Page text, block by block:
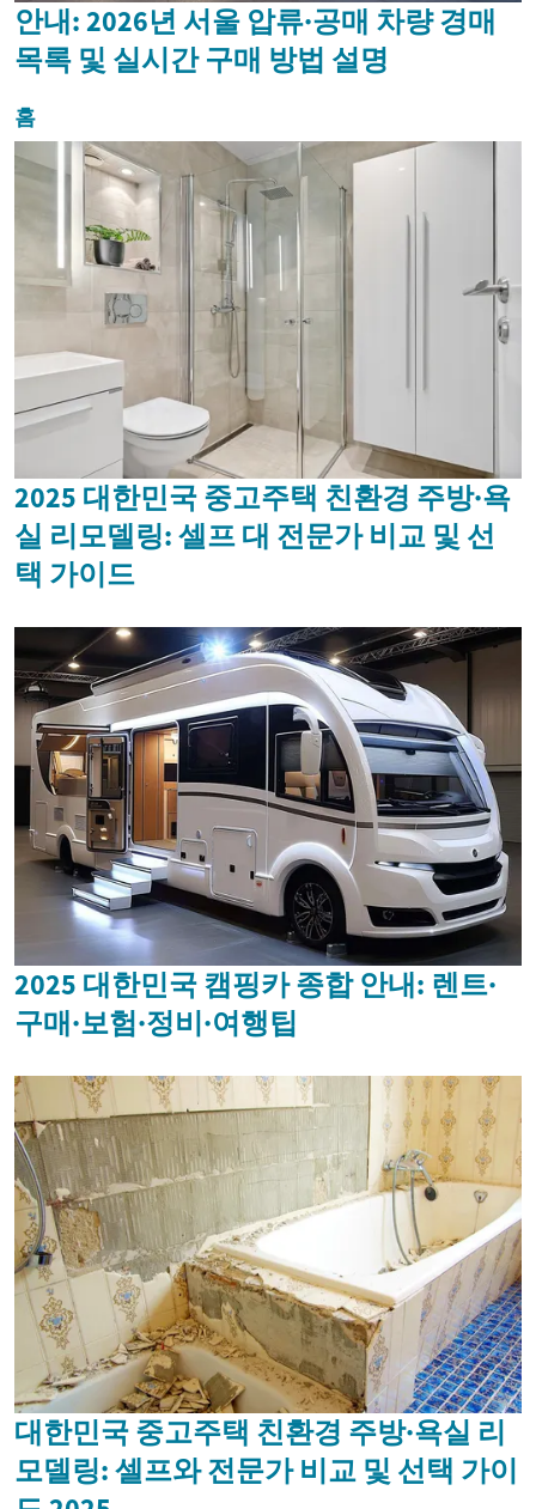
안내: 2026년 서울 압류·공매 차량 경매
목록 및 실시간 구매 방법 설명
홈
2025 대한민국 중고주택 친환경 주방·욕
실 리모델링: 셀프 대 전문가 비교 및 선
택 가이드
2025 대한민국 캠핑카 종합 안내: 렌트·
구매·보험·정비·여행팁
대한민국 중고주택 친환경 주방·욕실 리
모델링: 셀프와 전문가 비교 및 선택 가이